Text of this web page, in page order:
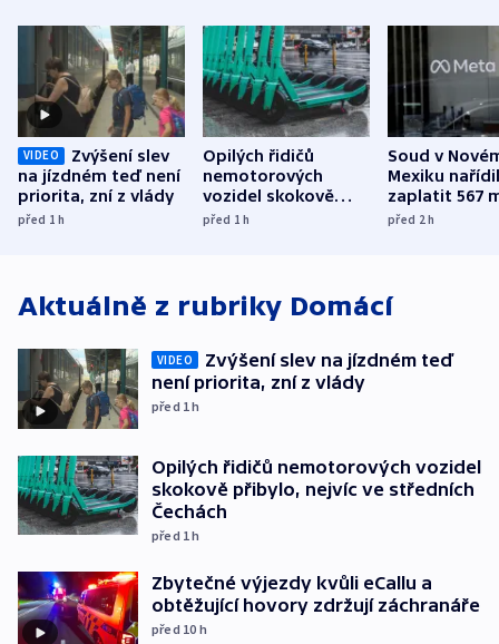
VIDEO
Zvýšení slev
na jízdném teď není
priorita, zní z vlády
před 1h
Opilých řidičů
nemotorových
vozidel skokově
přibylo, nejvíc ve
před 1h
Soud v
Mexiku
zaplatit 567
dolarů kvůli
před 2h
Aktuálně z rubriky Domácí
VIDEO
Zvýšení slev na jízdném teď
není priorita, zní z vlády
před 1h
Opilých řidičů nemotorových vozidel
skokově přibylo, nejvíc ve středních
Čechách
před 1h
Zbytečné výjezdy kvůli eCallu a
obtěžující hovory zdržují záchranáře
před 10 h